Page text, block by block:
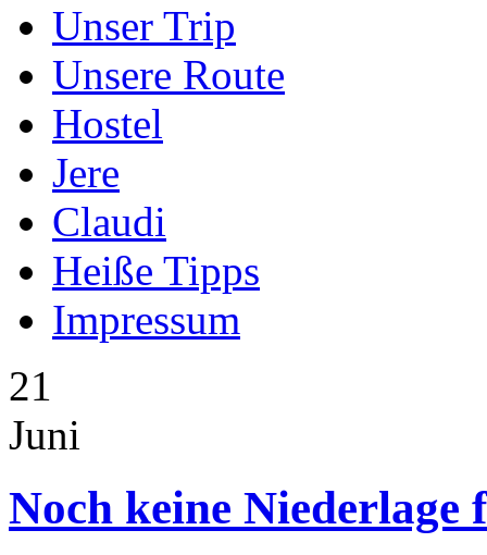
Unser Trip
Unsere Route
Hostel
Jere
Claudi
Heiße Tipps
Impressum
21
Juni
Noch keine